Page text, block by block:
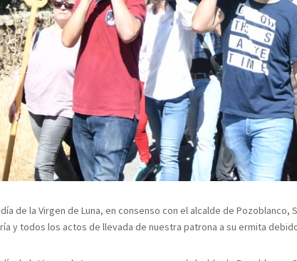
de la Virgen de Luna, en consenso con el alcalde de
y todos los actos de llevada de nuestra patrona a su ermita